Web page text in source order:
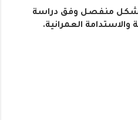
منفصل وفق دراسة
العمرانية.